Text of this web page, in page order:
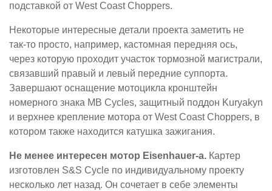
подставкой от West Coast Choppers.
Некоторые интересные детали проекта заметить не
так-то просто, например, кастомная передняя ось,
через которую проходит участок тормозной магистрали,
связавший правый и левый передние суппорта.
Завершают оснащение мотоцикла кронштейн
номерного знака MB Cycles, защитный поддон Kuryakyn
и верхнее крепление мотора от West Coast Choppers, в
котором также находится катушка зажигания.
Не менее интересен мотор Eisenhauer-а. Картер
изготовлен S&S Cycle по индивидуальному проекту
несколько лет назад. Он сочетает в себе элементы